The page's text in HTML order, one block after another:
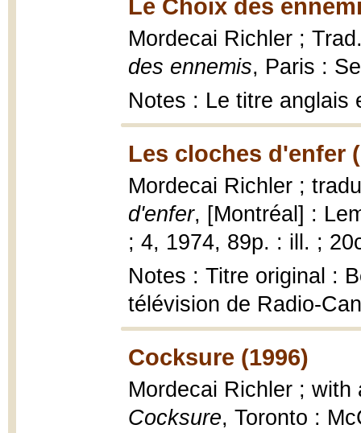
Le Choix des
Mordecai Richler ;
des ennemis, Paris :
Notes : Le titre anglais
Les cloches d'enfer
Mordecai Richler ;
d'enfer, [Montréal] :
; 4, 1974, 89p. : ill. ;
Notes : Titre original :
télévision de Radio-
Cocksure (1996)
Mordecai Richler ;
Cocksure, Toronto :